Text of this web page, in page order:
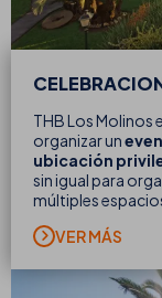
THB Los Molinos
organizar un
ubicación
sin igual para
múltiples
VER MÁS